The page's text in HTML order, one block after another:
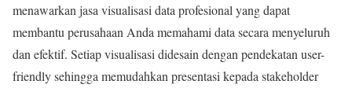
menawarkan jasa visualisasi data profesional yang dapat
membantu perusahaan Anda memahami data secara menyeluruh
dan efektif. Setiap visualisasi didesain dengan pendekatan user-
friendly sehingga memudahkan presentasi kepada stakeholder